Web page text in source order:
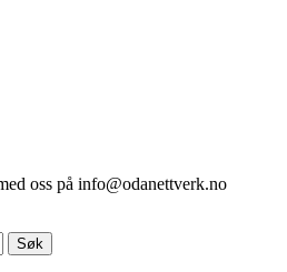
oss på info@odanettverk.no